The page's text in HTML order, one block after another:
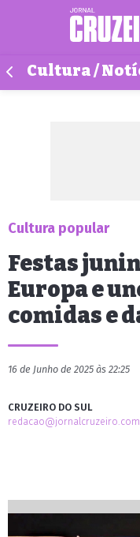
Cultura /
Cultura popular
Festas
Europa e
comidas e
16 de Junho de 2025 às 22:25
CRUZEIRO DO SUL